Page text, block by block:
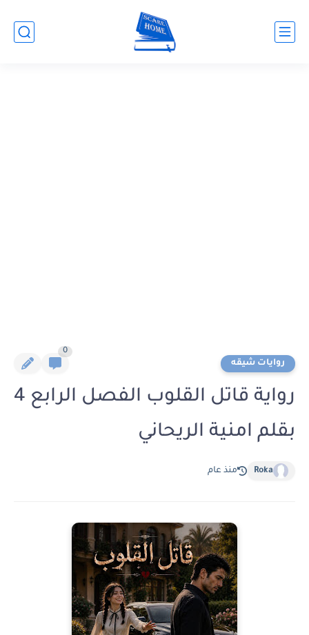
روايات شيقه
0
رواية قاتل القلوب الفصل الرابع 4
بقلم امنية الريحاني
Roka منذ عام